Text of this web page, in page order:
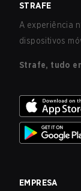
STRAFE
A experiência
dispositivos
Strafe, tudo
EMPRESA